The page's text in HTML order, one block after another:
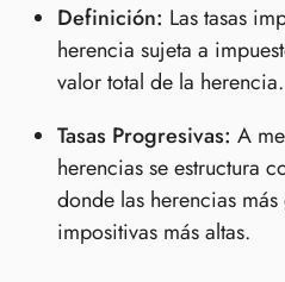
Definición: Las tasas
herencia sujeta a
valor total de la herencia.
Tasas Progresivas: A
herencias se estructura
donde las herencias
impositivas más altas.